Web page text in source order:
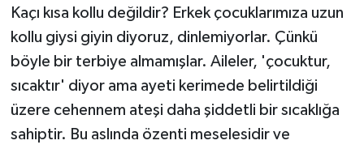
Kaçı kısa kollu değildir? Erkek çocuklarımıza uzun
kollu giysi giyin diyoruz, dinlemiyorlar. Çünkü
böyle bir terbiye almamışlar. Aileler, 'çocuktur,
sıcaktır' diyor ama ayeti kerimede belirtildiği
üzere cehennem ateşi daha şiddetli bir sıcaklığa
sahiptir. Bu aslında özenti meselesidir ve